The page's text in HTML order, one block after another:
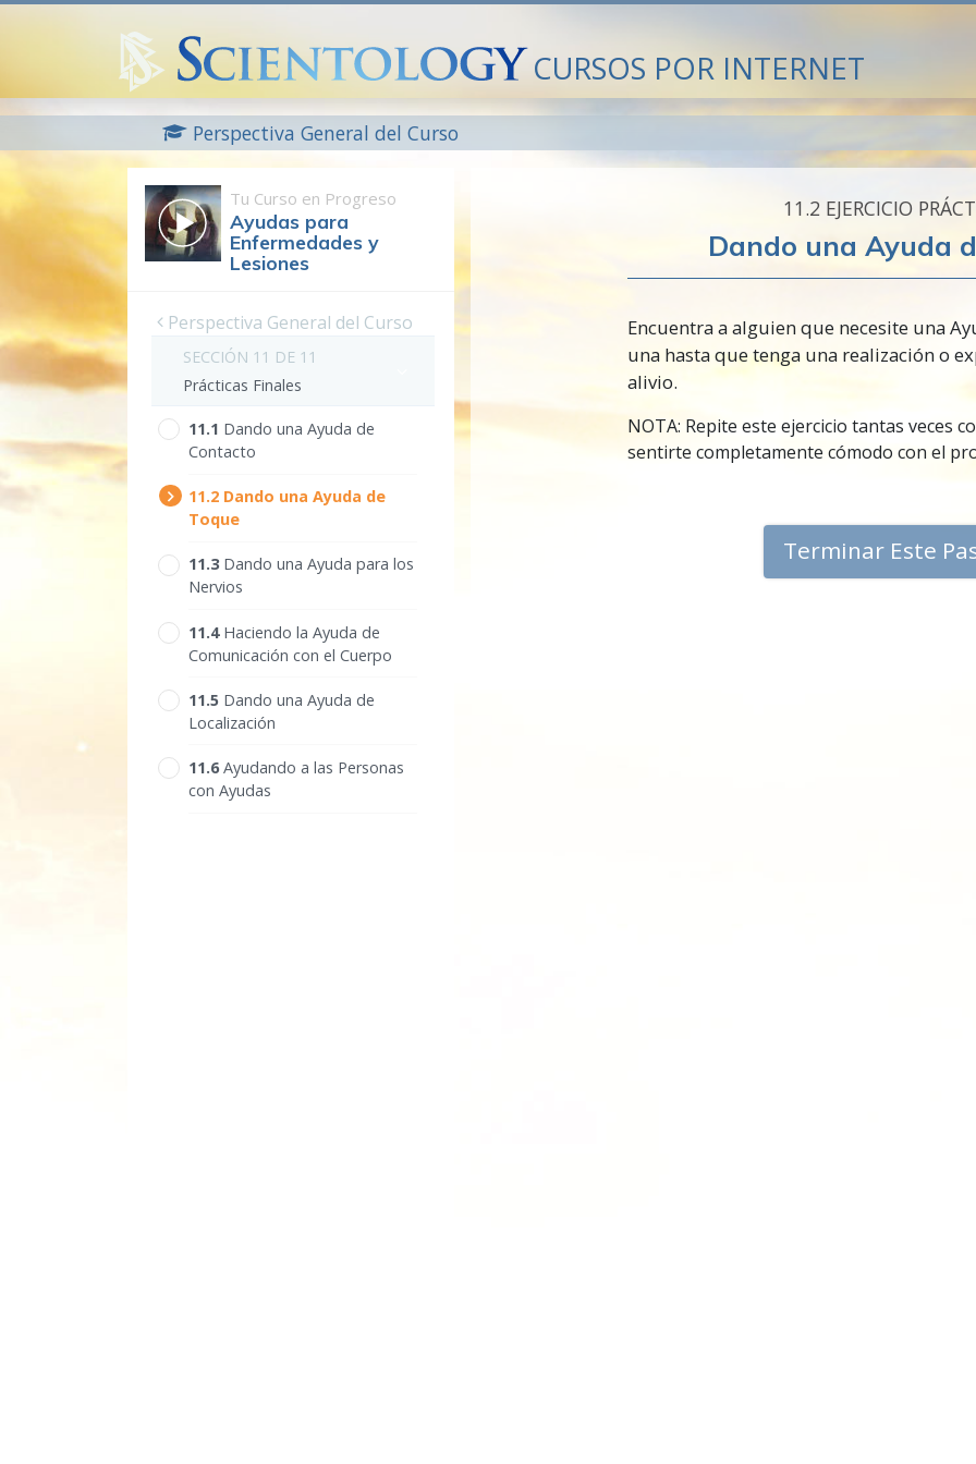
CURSOS POR INTERNET
Perspectiva General del Curso
Tu Curso en Progreso
Ayudas para
Enfermedades y
Lesiones
Perspectiva General del Curso
SECCIÓN 11 DE 11
Prácticas Finales
11.‎1 Dando una Ayuda de
Contacto
11.‎2 Dando una Ayuda de
Toque
11.‎3 Dando una Ayuda para los
Nervios
11.‎4 Haciendo la Ayuda de
Comunicación con el Cuerpo
11.‎5 Dando una Ayuda de
Localización
11.‎6Ayudando a las Personas
con Ayudas
11.‎2 EJERCICIO
Dando una Ayuda
Encuentra a alguien que necesite una
una hasta que tenga una realización o
alivio.
NOTA: Repite este ejercicio tantas veces
sentirte completamente cómodo con el
Terminar Este